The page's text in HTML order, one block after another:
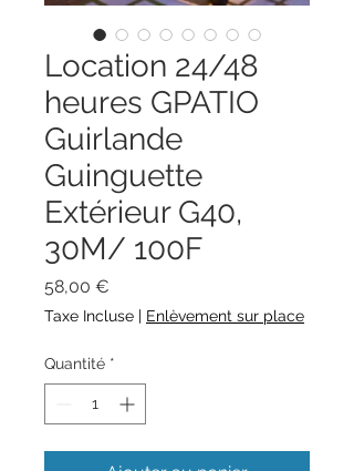
Location 24/48
heures GPATIO
Guirlande
Guinguette
Extérieur G40,
30M/ 100F
58,00 €
Taxe Incluse | Enlèvement sur place
Quantité *